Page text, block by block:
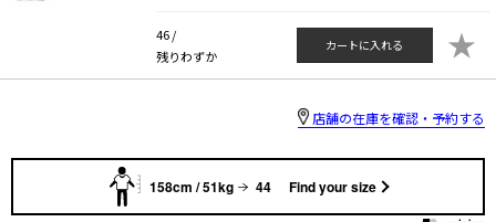
46 /
残りわずか
カートに入れる ★
店舗の在庫を確認・予約する
158cm / 51kg 44 Find your size